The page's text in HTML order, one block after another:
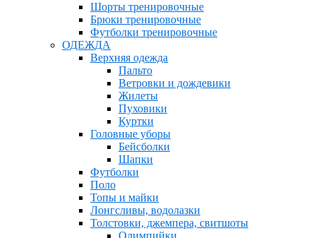
Шорты тренировочные
Брюки тренировочные
Футболки тренировочные
ОДЕЖДА
Верхняя одежда
Пальто
Ветровки и дождевики
Жилеты
Пуховики
Куртки
Головные уборы
Бейсболки
Шапки
Футболки
Поло
Топы и майки
Лонгсливы, водолазки
Толстовки, джемпера, свитшоты
Олимпийки